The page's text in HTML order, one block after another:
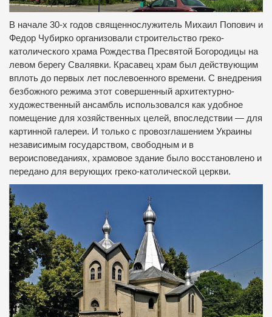
В начале 30-х годов священнослужитель Михаил Попович и
Федор Чубирко организовали строительство греко-
католического храма Рождества Пресвятой Богородицы на
левом берегу Свалявки. Красавец храм был действующим
вплоть до первых лет послевоенного времени. С внедрения
безбожного режима этот совершенный архитектурно-
художественный ансамбль использовался как удобное
помещение для хозяйственных целей, впоследствии — для
картинной галереи. И только с провозглашением Украины
независимым государством, свободным и в
вероисповеданиях, храмовое здание было восстановлено и
передано для верующих греко-католической церкви.